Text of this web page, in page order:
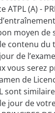
ATPL (A) -
moyen de
contenu du
de
vous serez
de
sont
jour de